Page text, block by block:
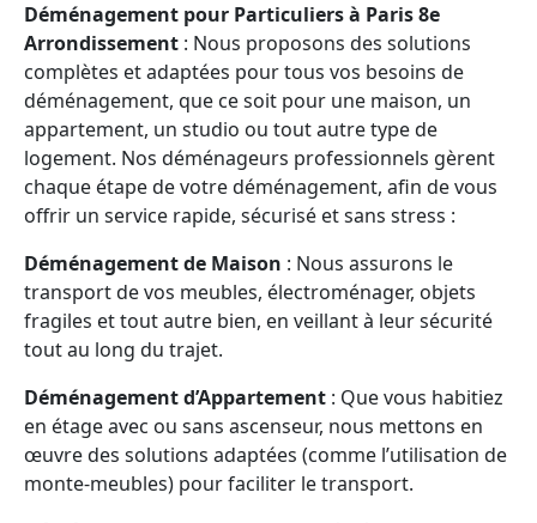
Déménagement pour Particuliers à Paris 8e
Arrondissement : Nous proposons des solutions
complètes et adaptées pour tous vos besoins de
déménagement, que ce soit pour une maison, un
appartement, un studio ou tout autre type de
logement. Nos déménageurs professionnels gèrent
chaque étape de votre déménagement, afin de vous
offrir un service rapide, sécurisé et sans stress :
Déménagement de Maison : Nous assurons le
transport de vos meubles, électroménager, objets
fragiles et tout autre bien, en veillant à leur sécurité
tout au long du trajet.
Déménagement d’Appartement : Que vous habitiez
en étage avec ou sans ascenseur, nous mettons en
œuvre des solutions adaptées (comme l’utilisation de
monte-meubles) pour faciliter le transport.